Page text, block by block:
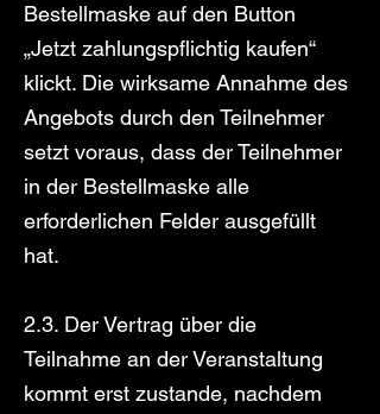
Bestellmaske auf den Button
„Jetzt zahlungspflichtig kaufen“
klickt. Die wirksame Annahme des
Angebots durch den Teilnehmer
setzt voraus, dass der Teilnehmer
in der Bestellmaske alle
erforderlichen Felder ausgefüllt
hat.
2.3. Der Vertrag über die
Teilnahme an der Veranstaltung
kommt erst zustande, nachdem